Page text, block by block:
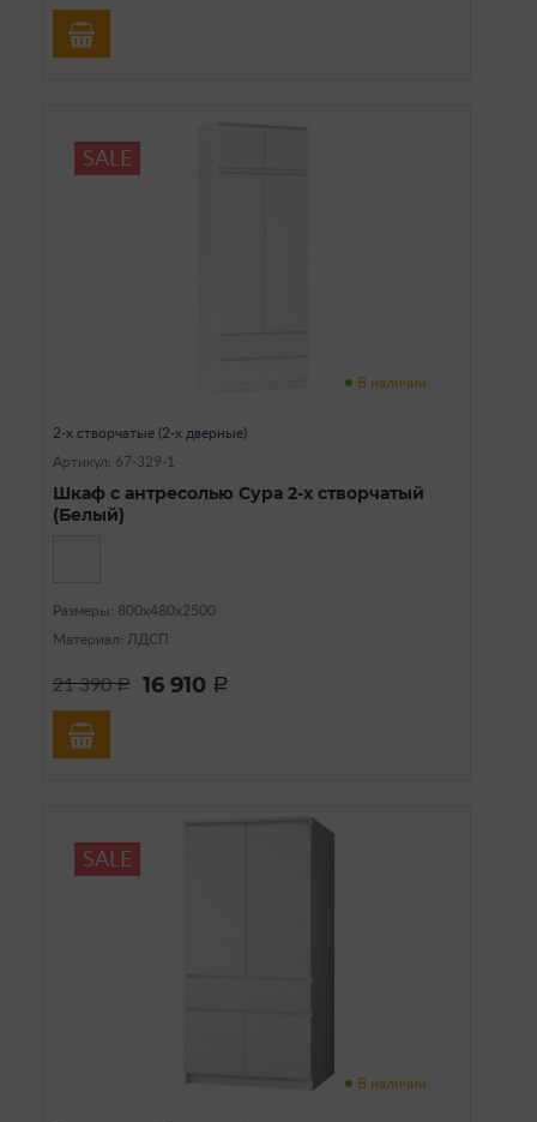
SALE
В наличии
2-х створчатые (2-х дверные)
Артикул: 67-329-1
Шкаф с антресолью Сура 2-х створчатый
(Белый)
Размеры: 800х480х2500
Материал: ЛДСП
21 390a 16 910 a
SALE
В наличии